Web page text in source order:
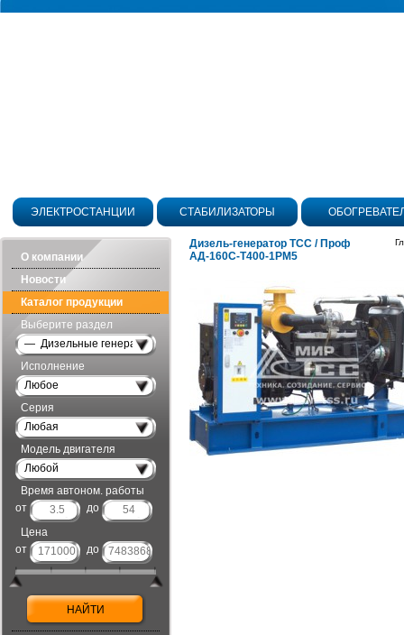
ЭЛЕКТРОСТАНЦИИ СТАБИЛИЗАТОРЫ
О компании
Новости
Каталог продукции
Выберите раздел
— Дизельные генераторы открытого исполнения
Исполнение
Любое
Серия
Любая
Модель двигателя
Любой
Время автоном. работы
от
до
Цена
от
до
Дизель-генератор ТСС / Проф
АД-160С-Т400-1РМ5